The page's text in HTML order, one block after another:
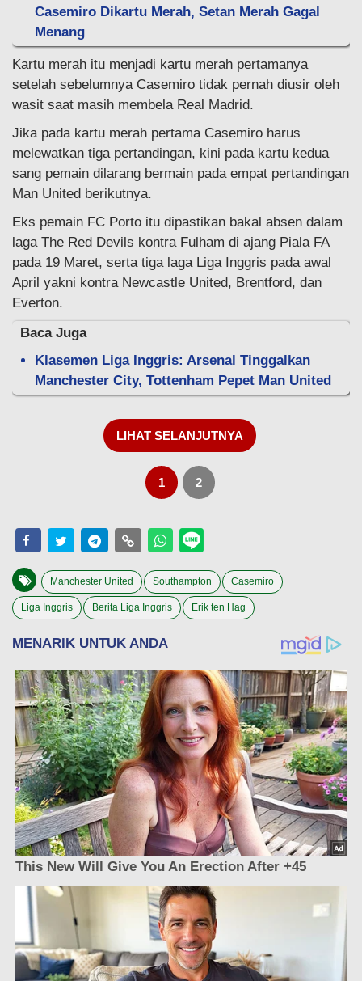
Casemiro Dikartu Merah, Setan Merah Gagal
Menang
Kartu merah itu menjadi kartu merah pertamanya
setelah sebelumnya Casemiro tidak pernah diusir oleh
wasit saat masih membela Real Madrid.
Jika pada kartu merah pertama Casemiro harus
melewatkan tiga pertandingan, kini pada kartu kedua
sang pemain dilarang bermain pada empat pertandingan
Man United berikutnya.
Eks pemain FC Porto itu dipastikan bakal absen dalam
laga The Red Devils kontra Fulham di ajang Piala FA
pada 19 Maret, serta tiga laga Liga Inggris pada awal
April yakni kontra Newcastle United, Brentford, dan
Everton.
Baca Juga
Klasemen Liga Inggris: Arsenal Tinggalkan
Manchester City, Tottenham Pepet Man United
LIHAT SELANJUTNYA
1 2
Manchester United Southampton Casemiro
Liga Inggris Berita Liga Inggris Erik ten Hag